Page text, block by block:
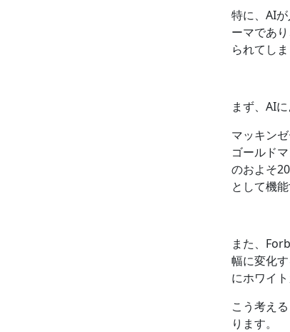
特に、AI
ーマであ
られてし
まず、AI
マッキン
ゴールド
のおよそ
として機
また、
幅に変化
にホワイ
こう考え
ります。